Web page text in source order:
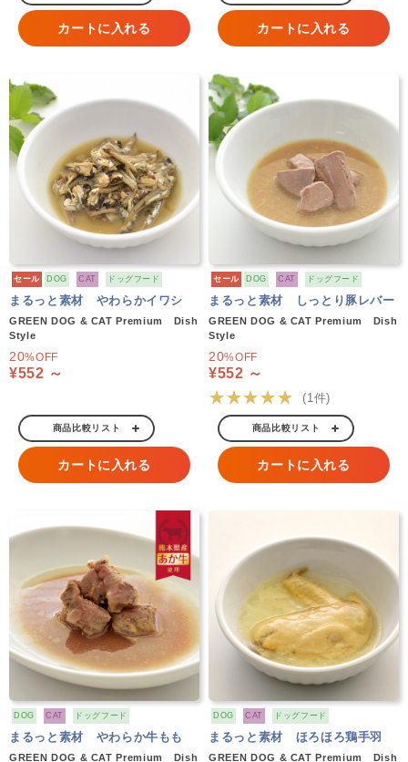
カートに入れる カートに入れる
セール DOG CAT ドッグフード
まるっと素材 やわらかイワシ
GREEN DOG & CAT Premium Dish
Style
20%OFF
¥552 ～
商品比較リスト
カートに入れる
セール DOG CAT ドッグフード
まるっと素材 しっとり豚レバー
GREEN DOG & CAT Premium Dish
Style
20%OFF
¥552 ～
★★★★★ (1件)
商品比較リスト
カートに入れる
DOG CAT ドッグフード
まるっと素材 やわらか牛もも
GREEN DOG & CAT Premium Dish
DOG CAT ドッグフード
まるっと素材 ほろほろ鶏手羽
GREEN DOG & CAT Premium Dish